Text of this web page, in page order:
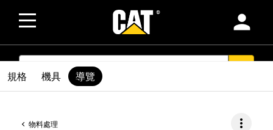
person
SEARCH
物料處理 more_vert
規格 機具 導覽